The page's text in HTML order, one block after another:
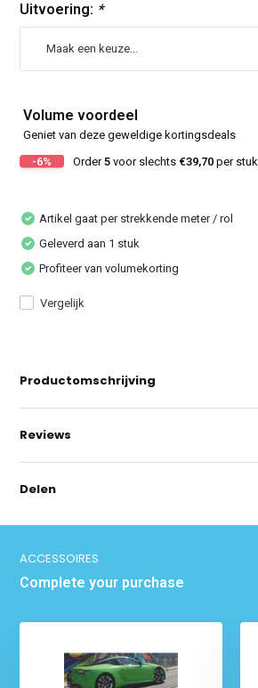
Uitvoering: *
Volume voordeel
Geniet van deze geweldige kortingsdeals
-6%
Order5 voor slechts €39,70 per stuk
Artikel gaat per strekkende meter / rol
Geleverd aan 1 stuk
Profiteer van volumekorting
Vergelijk
Productomschrijving
Reviews
Delen
ACCESSOIRES
Complete your purchase